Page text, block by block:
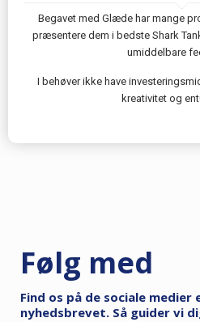
Begavet med Glæde har mange
præsentere dem i bedste Shark
umiddelbare
I behøver ikke have
kreativitet og
Følg med
Find os på de sociale
nyhedsbrevet. Så guider vi